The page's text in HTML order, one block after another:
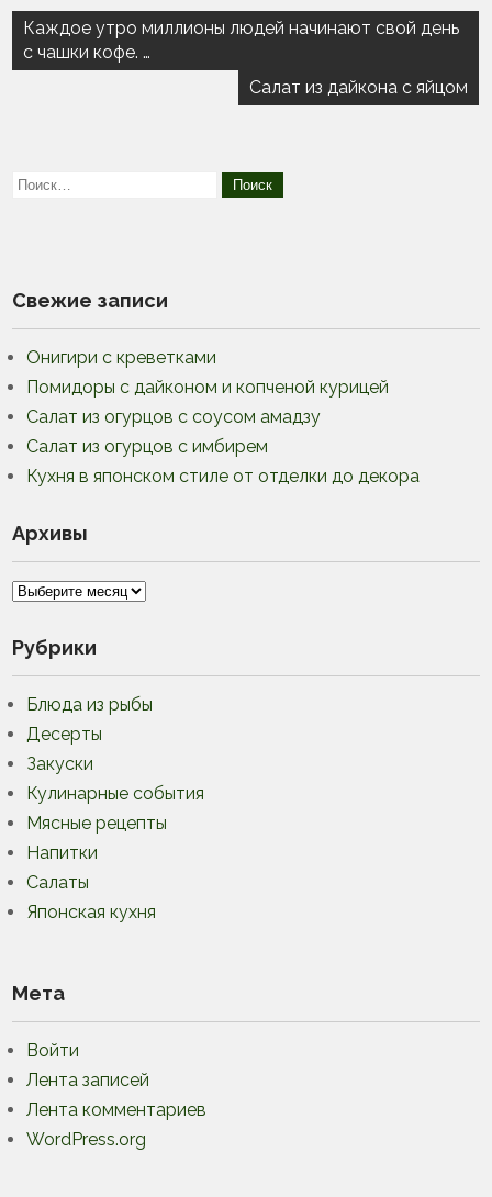
Навигация
по
Каждое утро миллионы людей начинают свой день
с чашки кофе. …
Салат из дайкона с яйцом
Свежие записи
Онигири с креветками
Помидоры с дайконом и копченой курицей
Салат из огурцов с соусом амадзу
Салат из огурцов с имбирем
Кухня в японском стиле от отделки до декора
Архивы
Архивы
Рубрики
Блюда из рыбы
Десерты
Закуски
Кулинарные события
Мясные рецепты
Напитки
Салаты
Японская кухня
Мета
Войти
Лента записей
Лента комментариев
WordPress.org